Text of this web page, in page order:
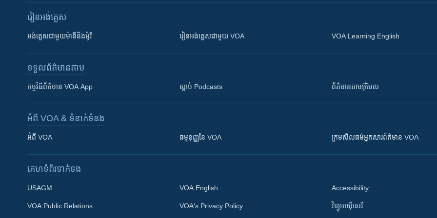
រៀន​​អង់គ្លេស
អង់គ្លេស​ជាមួយ​ម៉ានី​និង​ម៉ូរី រៀន​​​​​​អង់គ្លេស​​ជាមួយ VOA VOA Learning English
ទទួល​ព័ត៌មាន​តាម
កម្មវិធី​ព័ត៌មាន VOA App ស្តាប់ Podcasts ព័ត៌មាន​តាម​អ៊ីមែល
អំពី​ VOA & ទំនាក់ទំនង
អំពី​ VOA ធម្មនុញ្ញ​នៃ VOA ក្រម​​​សីលធម៌​​​អ្នក​​​សារព័ត៌មាន VOA
គេហទំព័រ​​ទាក់ទង
USAGM
VOA Public Relations
VOA English
VOA's Privacy Policy
Accessibility
វិទ្យុ​អាស៊ី​សេរី